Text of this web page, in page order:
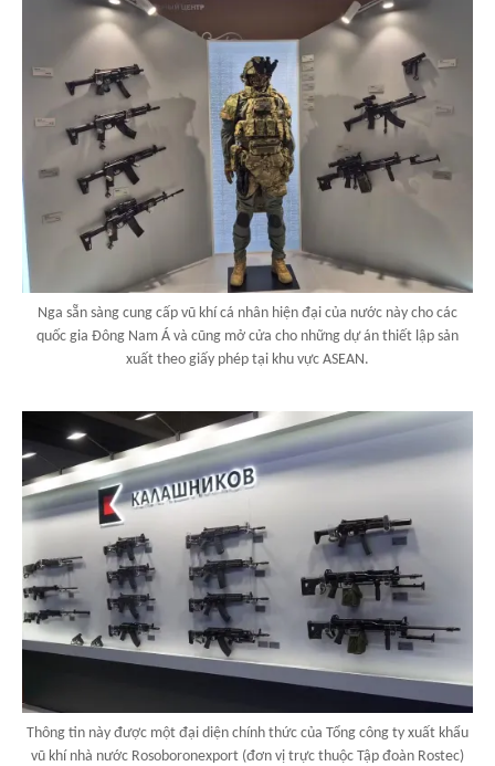
Nga sẵn sàng cung cấp vũ khí cá nhân hiện đại của nước này cho các
quốc gia Đông Nam Á và cũng mở cửa cho những dự án thiết lập sản
xuất theo giấy phép tại khu vực ASEAN.
Thông tin này được một đại diện chính thức của Tổng công ty xuất khẩu
vũ khí nhà nước Rosoboronexport (đơn vị trực thuộc Tập đoàn Rostec)